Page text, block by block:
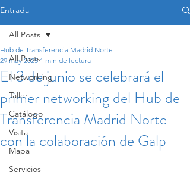
Entrada
All Posts
Networking
Taller
Catálogo
Visita
Mapa
Servicios
All Posts
El 3 de junio se celebrará el
primer networking del Hub de
Transferencia Madrid Norte
con la colaboración de Galp
Hub de Transferencia Madrid Norte
29 may 2025 1 min de lectura